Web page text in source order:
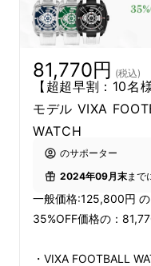
※リターン品の配
W＆WはVIXAの
する正規代理店
下部のリスク&チ
81,770円 (税込)
【超超早割：10名
モデル VIXA
WATCH
のサポーター
2024年09月末まで
一般価格:125,800円 の
35%OFF価格の：
・VIXA FOOTBALL